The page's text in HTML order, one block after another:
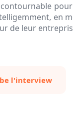
en
de leur
l'interview